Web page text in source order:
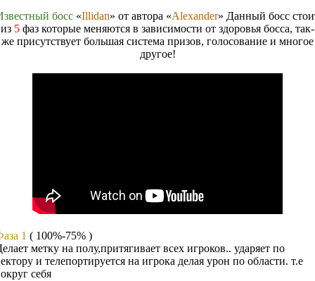
босс «Illidan» от автора «Alexander» Данный босс
из 5 фаз которые меняются в зависимости от здоровья босса, так-
же присутствует большая система призов, голосование и многое
другое!
1 ( 100%-75% )
метку на полу,притягивает всех игроков.. ударяет по
и телепортируется на игрока делая урон по области. т.е
себя